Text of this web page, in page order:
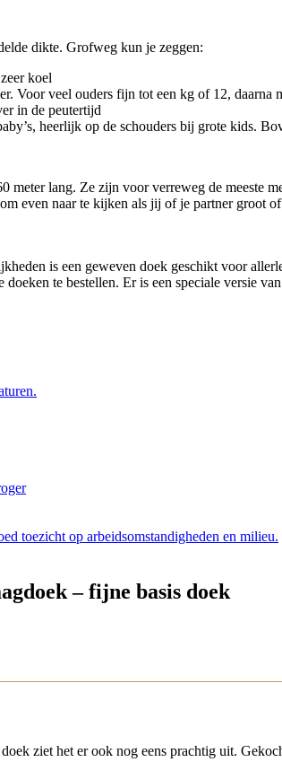
dikte. Grofweg kun je zeggen:
koel
Voor veel ouders fijn tot een kg of 12, daarna
in de peutertijd
heerlijk op de schouders bij grote kids.
meter lang. Ze zijn voor verreweg de meeste
even naar te kijken als jij of je partner groot
is een geweven doek geschikt voor
te bestellen. Er is een speciale versie
toezicht op arbeidsomstandigheden en milieu.
– fijne basis doek
ziet het er ook nog eens prachtig uit.